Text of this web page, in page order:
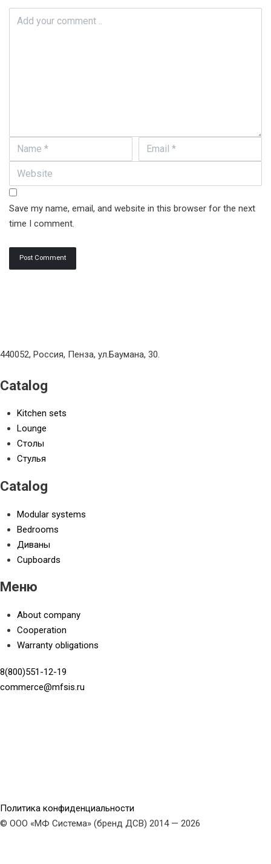
Save my name, email, and website in this browser for the next
time I comment.
440052, Россия, Пенза, ул.Баумана, 30.
Catalog
Kitchen sets
Lounge
Столы
Стулья
Catalog
Modular systems
Bedrooms
Диваны
Cupboards
Меню
About company
Cooperation
Warranty obligations
8(800)551-12-19
commerce@mfsis.ru
Политика конфиденциальности
© ООО «МФ Система» (бренд ДСВ) 2014 — 2026